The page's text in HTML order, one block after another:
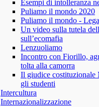
Esempi di intolleranza
Puliamo il mondo 2020
Puliamo il mondo -
Un video sulla tutela
sull’ecomafia
Lenzuoliamo
Incontro con Fiorillo,
tolta alla camorra
Il giudice costituzionale
gli studenti
Intercultura
Internazionalizzazione